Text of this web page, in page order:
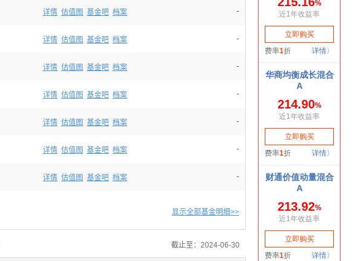
详情 估值图 基金吧 档案 -
详情 估值图 基金吧 档案 -
详情 估值图 基金吧 档案 -
详情 估值图 基金吧 档案 -
详情 估值图 基金吧 档案 -
详情 估值图 基金吧 档案 -
详情 估值图 基金吧 档案 -
显示全部基金明细>>
截止至：2024-06-30